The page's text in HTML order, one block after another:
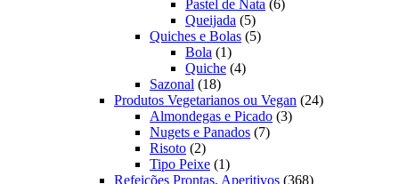
Pastel de Nata 66
Queijada 55
produtos
Quiches e Bolas 55
Bola 11
produto
Quiche 44
Sazonal 1818
produtos
Produtos Vegetarianos ou Vegan 2424
Almondegas e Picado 33
Nugets e Panados 77
Risoto 22
produtos
Tipo Peixe 11
produto
Refeições Prontas, Aperitivos 368368